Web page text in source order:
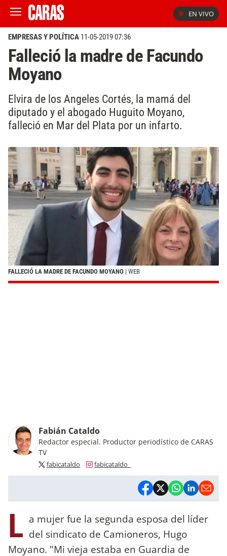
EN VIVO
EMPRESAS Y POLÍTICA 11-05-2019 07:36
Falleció la madre de Facundo
Moyano
Elvira de los Angeles Cortés, la mamá del
diputado y el abogado Huguito Moyano,
falleció en Mar del Plata por un infarto.
FALLECIÓ LA MADRE DE FACUNDO MOYANO | WEB
Fabián Cataldo
Redactor especial. Productor periodístico de CARAS
TV
fabicataldo fabicataldo_
L a mujer fue la segunda esposa del líder
del sindicato de Camioneros, Hugo
Moyano. "Mi vieja estaba en Guardia de